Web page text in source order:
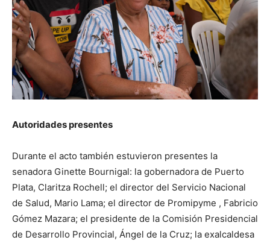
Autoridades presentes
Durante el acto también estuvieron presentes la
senadora Ginette Bournigal: la gobernadora de Puerto
Plata, Claritza Rochell; el director del Servicio Nacional
de Salud, Mario Lama; el director de Promipyme , Fabricio
Gómez Mazara; el presidente de la Comisión Presidencial
de Desarrollo Provincial, Ángel de la Cruz; la exalcaldesa